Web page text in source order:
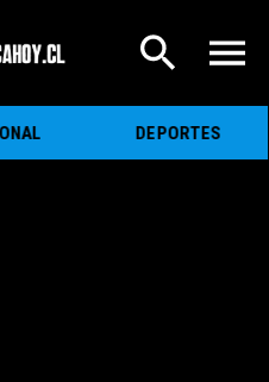
DEPORTES